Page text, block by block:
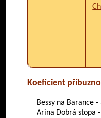
Koeficient
Bessy na Barance -
Arina Dobrá stopa